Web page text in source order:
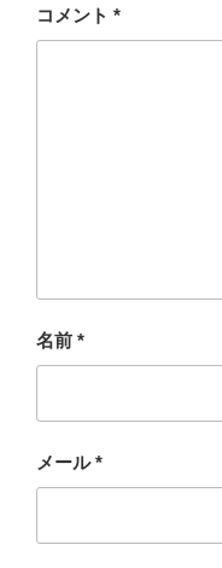
コメント *
名前 *
メール*